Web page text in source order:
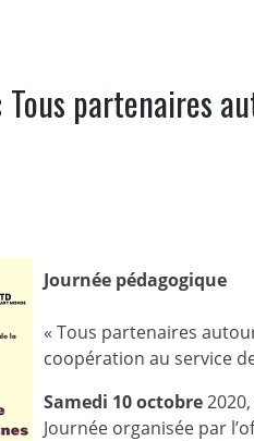
partenaires
Journée pédagogique
« Tous partenaires
coopération au service
Samedi 10 octobre
Journée organisée par